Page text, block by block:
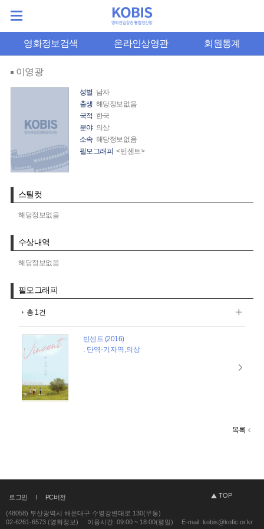
영화정보검색 온라인상영관 회원통계
이영광
성별 남자
출생 해당정보없음
국적 한국
분야 의상
소속 해당정보없음
필모그래피 <빈센트>
스틸컷
해당정보없음
수상내역
해당정보없음
필모그래피
총 1건
빈센트 (2016)
: 단역-기자역,의상
목록
로그인 PC버전 TOP
(48058) 부산광역시 해운대구 수영강변대로 130(우동)
02-6261-6573 (영화정보)
이용시간: 09:00 ~ 18:00(평일) E-mail: kobis@kofic.or.kr